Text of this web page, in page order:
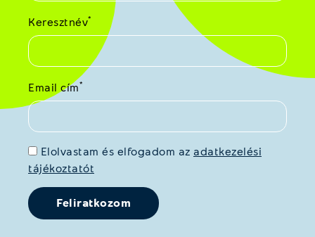
Keresztnév*
Email cím*
Elolvastam és elfogadom az adatkezelési
tájékoztatót